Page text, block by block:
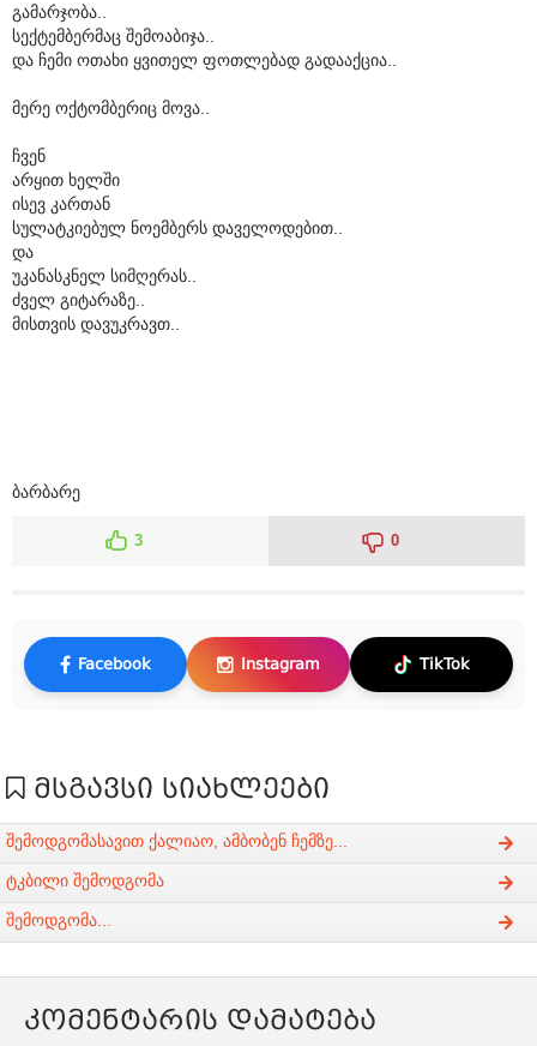
გამარჯობა..
სექტემბერმაც შემოაბიჯა..
და ჩემი ოთახი ყვითელ ფოთლებად გადააქცია..
მერე ოქტომბერიც მოვა..
ჩვენ
არყით ხელში
ისევ კართან
სულატკიებულ ნოემბერს დაველოდებით..
და
უკანასკნელ სიმღერას..
ძველ გიტარაზე..
მისთვის დავუკრავთ..
ბარბარე
3 0
Facebook Instagram TikTok
მსგავსი სიახლეები
შემოდგომასავით ქალიაო, ამბობენ ჩემზე...
ტკბილი შემოდგომა
შემოდგომა...
კომენტარის დამატება